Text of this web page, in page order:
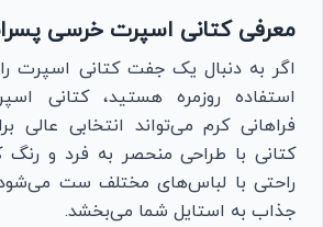
معرفی کتانی اسپرت خرسی
اگر به دنبال یک جفت کتانی اسپرت
استفاده روزمره هستید، کتانی
فراهانی کرم می‌تواند انتخابی عالی
کتانی با طراحی منحصر به فرد و
راحتی با لباس‌های مختلف ست
جذاب به استایل شما می‌بخشد.